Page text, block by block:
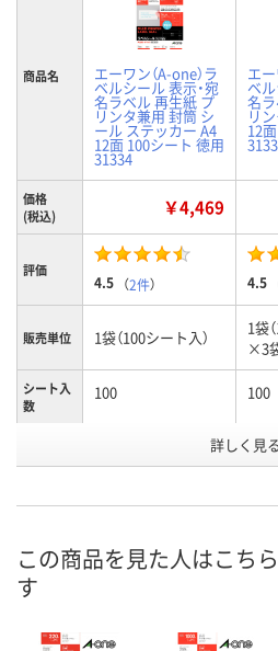
商品名 エーワン（A-one）ラ
ベルシール 表示・宛
名ラベル 再生紙 プ
リンタ兼用 封筒 シ
ール ステッカー A4
12面 100シート 徳用
31334
エー
ベ
名
リ
12
価格
(税込)
￥4,469
評価
4.5 （2件） 4.5
販売単位 1袋（100シート入）
1袋
×3
シート入
数
100 100
イズ
（86.4×42.3mm）
12面
（
お申込番
在庫 あり 3点
詳しく見る
この商品を見た人はこち
す